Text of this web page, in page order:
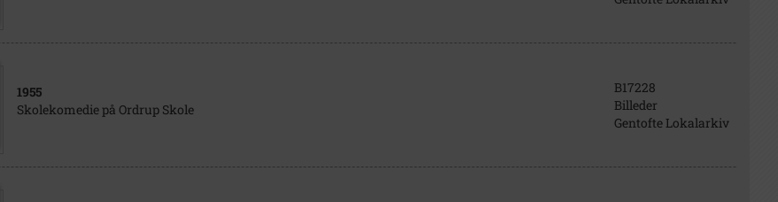
1955
Skolekomedie på Ordrup Skole
B17228
Billeder
Gentofte Lokalarkiv